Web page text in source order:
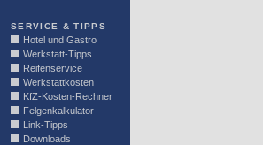
SERVICE & TIPPS
Hotel und Gastro
Werkstatt-Tipps
Reifenservice
Werkstattkosten
KfZ-Kosten-Rechner
Felgenkalkulator
Link-Tipps
Downloads